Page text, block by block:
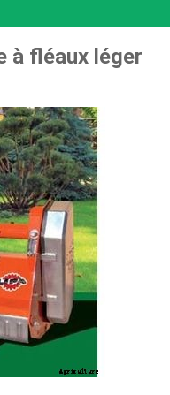
à fléaux léger